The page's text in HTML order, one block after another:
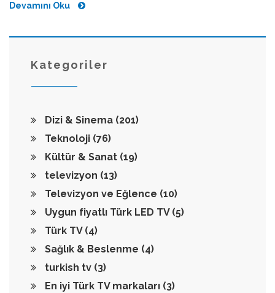
Devamını Oku
Kategoriler
Dizi & Sinema (201)
Teknoloji (76)
Kültür & Sanat (19)
televizyon (13)
Televizyon ve Eğlence (10)
Uygun fiyatlı Türk LED TV (5)
Türk TV (4)
Sağlık & Beslenme (4)
turkish tv (3)
En iyi Türk TV markaları (3)